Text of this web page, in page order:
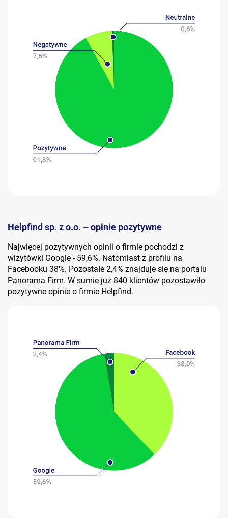
Helpfind sp. z o.o. – opinie pozytywne
Najwięcej pozytywnych opinii o firmie pochodzi z
wizytówki Google - 59,6%. Natomiast z profilu na
Facebooku 38%. Pozostałe 2,4% znajduje się na portalu
Panorama Firm. W sumie już 840 klientów pozostawiło
pozytywne opinie o firmie Helpfind.